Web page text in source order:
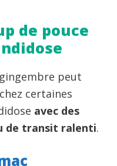
de pouce
peut
certaines
avec des
de transit ralenti.